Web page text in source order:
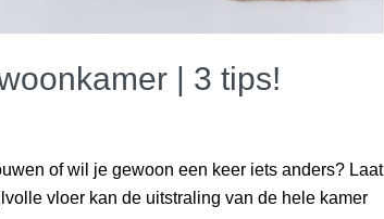
| 3 tips!
of wil je gewoon een keer iets anders? Laat
vloer kan de uitstraling van de hele kamer